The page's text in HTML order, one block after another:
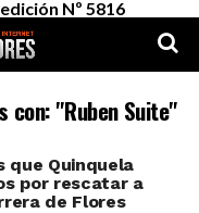
Nº 5816
con: "Ruben Suite"
que Quinquela
por rescatar a
de Flores